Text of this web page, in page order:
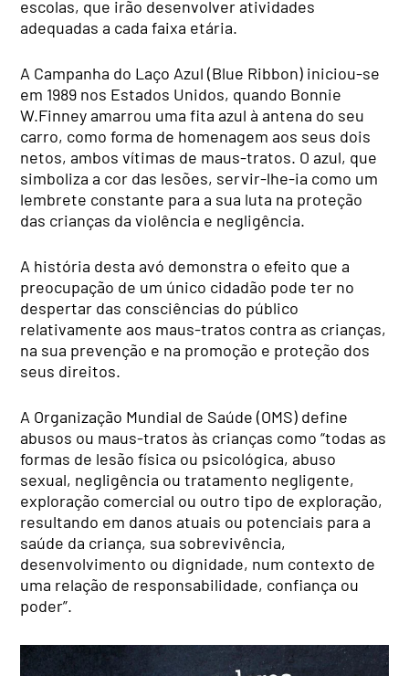
escolas, que irão desenvolver atividades
adequadas a cada faixa etária.
A Campanha do Laço Azul (Blue Ribbon) iniciou-se
em 1989 nos Estados Unidos, quando Bonnie
W.Finney amarrou uma fita azul à antena do seu
carro, como forma de homenagem aos seus dois
netos, ambos vítimas de maus-tratos. O azul, que
simboliza a cor das lesões, servir-lhe-ia como um
lembrete constante para a sua luta na proteção
das crianças da violência e negligência.
A história desta avó demonstra o efeito que a
preocupação de um único cidadão pode ter no
despertar das consciências do público
relativamente aos maus-tratos contra as crianças,
na sua prevenção e na promoção e proteção dos
seus direitos.
A Organização Mundial de Saúde (OMS) define
abusos ou maus-tratos às crianças como “todas as
formas de lesão física ou psicológica, abuso
sexual, negligência ou tratamento negligente,
exploração comercial ou outro tipo de exploração,
resultando em danos atuais ou potenciais para a
saúde da criança, sua sobrevivência,
desenvolvimento ou dignidade, num contexto de
uma relação de responsabilidade, confiança ou
poder”.